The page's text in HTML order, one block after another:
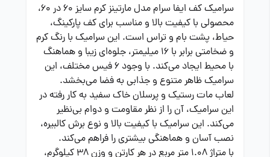
سرامیک کف ایفا سرام مدل مارتینز کرم سایز 60 در 60،
محصولی با کیفیت بالا و مناسب برای کف پارکینگ،
حیاط، پشت بام و تراس است. این سرامیک با رنگ کرم
و ضخامتی برابر با 16 میلیمتر، جلوه‌ای زیبا و هماهنگ
با محیط ایجاد می‌کند. با وجود 6 فیس مختلف، این
سرامیک ظاهر متنوع و جذابی به فضا می‌بخشد.
لعاب مات رستیک و پرسلان خاک سفید به کار رفته در
این سرامیک، آن را از نظر مقاومت و دوام بی‌نظیر
می‌کند. این سرامیک با کیفیت بالا و نوع برش کالبیره،
نصب آسان و هماهنگی بیشتری را فراهم می‌کند.
با متراژ 1.08 متر مربع در هر کارتن و وزن 38 کیلوگرم،